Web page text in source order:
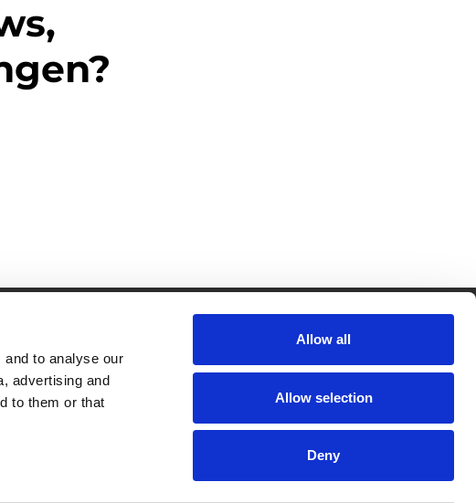
to analyse our
advertising and
to them or that
Allow all
Allow selection
Deny
21
Amsterdam
geregistreerd